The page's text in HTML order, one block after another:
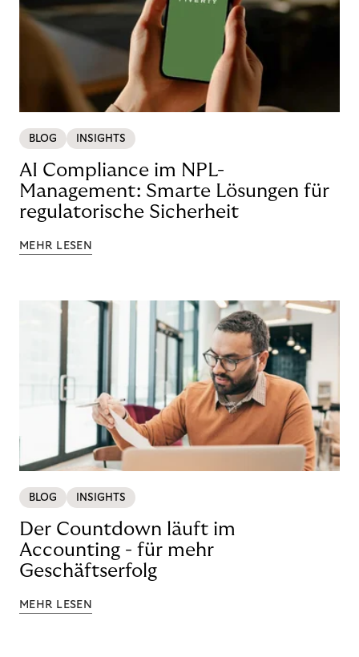
BLOG INSIGHTS
AI Compliance im NPL-
Management: Smarte Lösungen für
regulatorische Sicherheit
MEHR LESEN
BLOG INSIGHTS
Der Countdown läuft im
Accounting - für mehr
Geschäftserfolg
MEHR LESEN